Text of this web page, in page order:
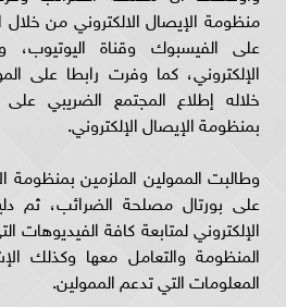
منظومة الإيصال الالكتروني من
على الفيسبوك وقناة
الإلكتروني، كما وفرت رابطا على
خلاله إطلاع المجتمع الضريبي
بمنظومة الإيصال الإلكتروني.
وطالبت الممولين الملزمين بمنظومة
على بورتال مصلحة الضرائب، ثم
الإلكتروني لمتابعة كافة الفيديوهات
المنظومة والتعامل معها وكذلك
المعلومات التي تدعم الممولين.